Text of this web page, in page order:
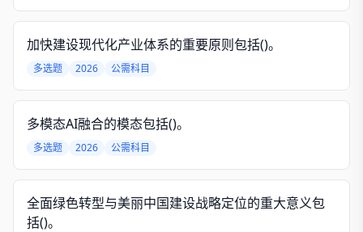
加快建设现代化产业体系的重要原则包括()。
多选题 2026 公需科目
多模态AI融合的模态包括()。
多选题 2026 公需科目
全面绿色转型与美丽中国建设战略定位的重大意义包
括()。